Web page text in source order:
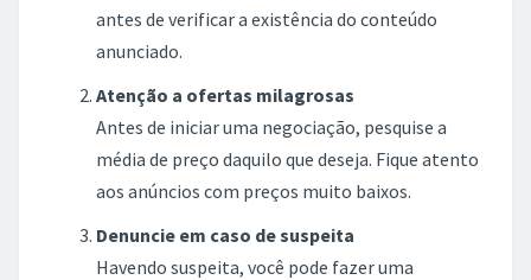
antes de verificar a existência do conteúdo
anunciado.
Atenção a ofertas milagrosas
Antes de iniciar uma negociação, pesquise a
média de preço daquilo que deseja. Fique atento
aos anúncios com preços muito baixos.
Denuncie em caso de suspeita
Havendo suspeita, você pode fazer uma